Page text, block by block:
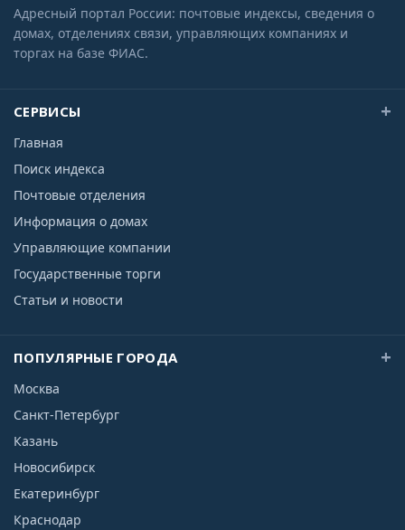
Адресный портал России: почтовые индексы, сведения о
домах, отделениях связи, управляющих компаниях и
торгах на базе ФИАС.
СЕРВИСЫ
Главная
Поиск индекса
Почтовые отделения
Информация о домах
Управляющие компании
Государственные торги
Статьи и новости
ПОПУЛЯРНЫЕ ГОРОДА
Москва
Санкт-Петербург
Казань
Новосибирск
Екатеринбург
Краснодар